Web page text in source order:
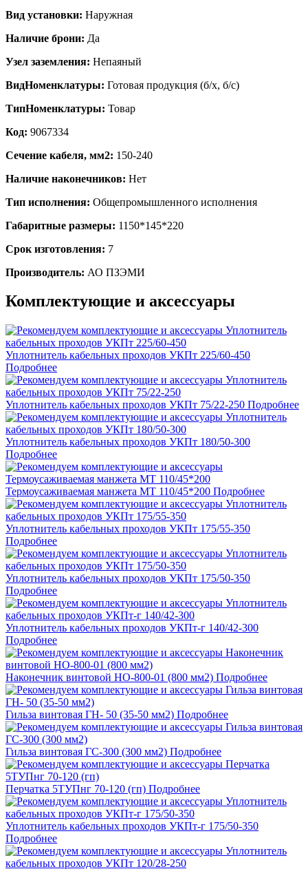
Вид установки: Наружная
Наличие брони: Да
Узел заземления: Непаяный
ВидНоменклатуры: Готовая продукция (б/х, б/с)
ТипНоменклатуры: Товар
Код: 9067334
Сечение кабеля, мм2: 150-240
Наличие наконечников: Нет
Тип исполнения: Общепромышленного исполнения
Габаритные размеры: 1150*145*220
Срок изготовления: 7
Производитель: АО ПЗЭМИ
Комплектующие и аксессуары
Уплотнитель кабельных проходов УКПт 225/60-450
Подробнее
Уплотнитель кабельных проходов УКПт 75/22-250 Подробнее
Уплотнитель кабельных проходов УКПт 180/50-300
Подробнее
Термоусаживаемая манжета МТ 110/45*200 Подробнее
Уплотнитель кабельных проходов УКПт 175/55-350
Подробнее
Уплотнитель кабельных проходов УКПт 175/50-350
Подробнее
Уплотнитель кабельных проходов УКПт-г 140/42-300
Подробнее
Наконечник винтовой НО-800-01 (800 мм2) Подробнее
Гильза винтовая ГН- 50 (35-50 мм2) Подробнее
Гильза винтовая ГС-300 (300 мм2) Подробнее
Перчатка 5ТУПнг 70-120 (гп) Подробнее
Уплотнитель кабельных проходов УКПт-г 175/50-350
Подробнее